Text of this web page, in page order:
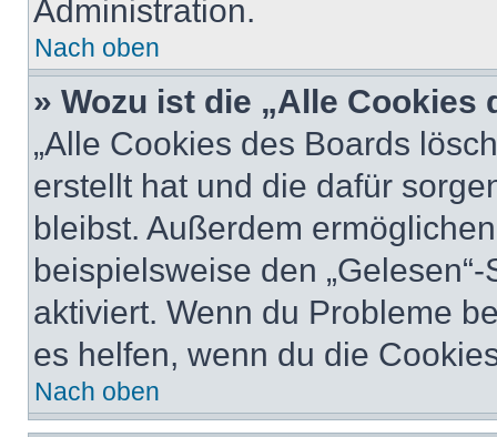
Administration.
Nach oben
» Wozu ist die „Alle
„Alle Cookies des Boards
erstellt hat und die dafür
bleibst. Außerdem
beispielsweise den
aktiviert. Wenn du Probleme
es helfen, wenn du die
Nach oben